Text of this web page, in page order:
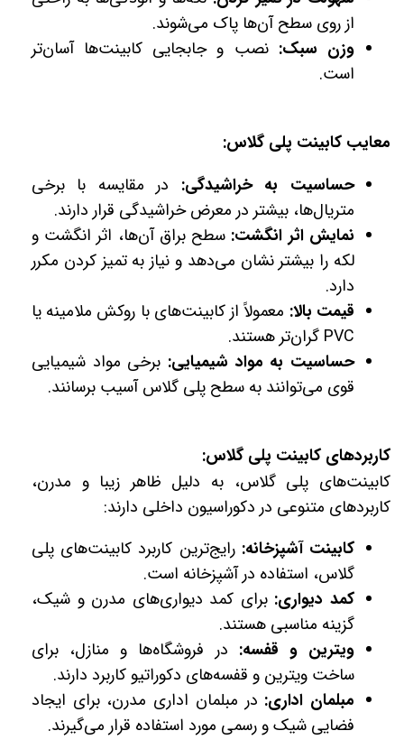
از روی سطح آن‌ها پاک می‌شوند.
وزن سبک: نصب و جابجایی کابینت‌ها آسان‌تر
است.
معایب کابینت پلی گلاس:
حساسیت به خراشیدگی: در مقایسه با برخی
متریال‌ها، بیشتر در معرض خراشیدگی قرار دارند.
نمایش اثر انگشت: سطح براق آن‌ها، اثر انگشت و
لکه را بیشتر نشان می‌دهد و نیاز به تمیز کردن مکرر
دارد.
قیمت بالا: معمولاً از کابینت‌های با روکش ملامینه یا
PVC گران‌تر هستند.
حساسیت به مواد شیمیایی: برخی مواد شیمیایی
قوی می‌توانند به سطح پلی گلاس آسیب برسانند.
کاربردهای کابینت پلی گلاس:
کابینت‌های پلی گلاس، به دلیل ظاهر زیبا و مدرن،
کاربردهای متنوعی در دکوراسیون داخلی دارند:
کابینت آشپزخانه: رایج‌ترین کاربرد کابینت‌های پلی
گلاس، استفاده در آشپزخانه است.
کمد دیواری: برای کمد دیواری‌های مدرن و شیک،
گزینه مناسبی هستند.
ویترین و قفسه: در فروشگاه‌ها و منازل، برای
ساخت ویترین و قفسه‌های دکوراتیو کاربرد دارند.
مبلمان اداری: در مبلمان اداری مدرن، برای ایجاد
فضایی شیک و رسمی مورد استفاده قرار می‌گیرند.